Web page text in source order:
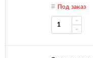
Под заказ